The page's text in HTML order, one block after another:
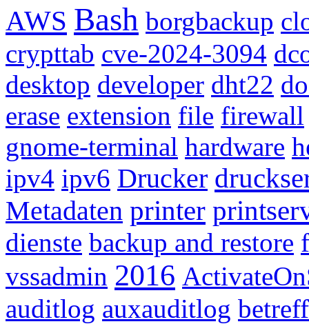
AWS Bash borgbackup
crypttab cve-2024-3094
desktop developer dht22
erase extension file firewall
gnome-terminal hardware
ipv4 ipv6 Drucker
Metadaten printer
dienste backup and restore
vssadmin 2016
auditlog auxauditlog betreff